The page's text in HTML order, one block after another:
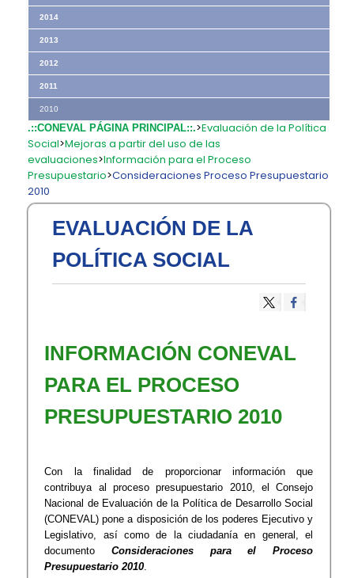
2014
2013
2012
2011
2010
.::CONEVAL PÁGINA PRINCIPAL::.>Evaluación de la Política
Social>Mejoras a partir del uso de las
evaluaciones>Información para el Proceso
Presupuestario>Consideraciones Proceso Presupuestario
2010
EVALUACIÓN DE LA
POLÍTICA SOCIAL
​INFORMACIÓN CONEVAL
PARA EL PROCESO
PRESUPUESTARIO 2010
Con la finalidad de proporcionar información que
contribuya al proceso presupuestario 2010, el Consejo
Nacional de Evaluación de la Política de Desarrollo Social
(CONEVAL) pone a disposición de los poderes Ejecutivo y
Legislativo, así como de la ciudadanía en general, el
documento Consideraciones para el Proceso
Presupuestario 2010.